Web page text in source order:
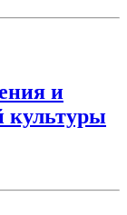
и
культуры